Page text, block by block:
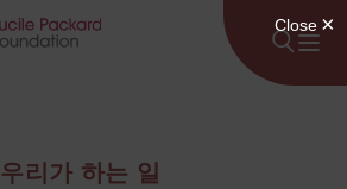
우리가 하는 일